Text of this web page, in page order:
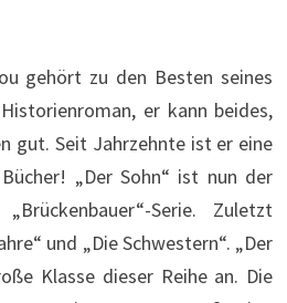
gehört zu den Besten seines
er kann beides,
gut. Seit Jahrzehnte ist er eine
„Der Sohn“ ist nun der
Serie. Zuletzt
und „Die Schwestern“. „Der
Klasse dieser Reihe an. Die